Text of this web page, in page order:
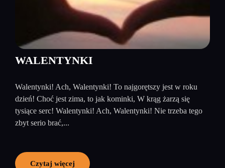
WALENTYNKI
Walentynki! Ach, Walentynki! To najgorętszy jest w roku
dzień! Choć jest zima, to jak kominki, W krąg żarzą się
tysiące serc! Walentynki! Ach, Walentynki! Nie trzeba tego
zbyt serio brać,...
Czytaj więcej